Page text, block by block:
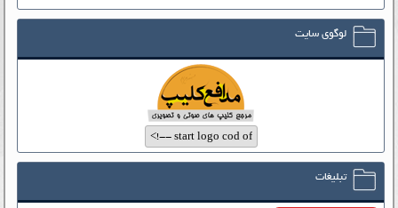
لوگوی سایت
تبلیغات